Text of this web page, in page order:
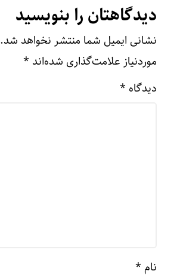
دیدگاهتان را بنویسید
نشانی ایمیل شما منتشر نخواهد شد.
موردنیاز علامت‌گذاری شده‌اند *
دیدگاه *
نام *